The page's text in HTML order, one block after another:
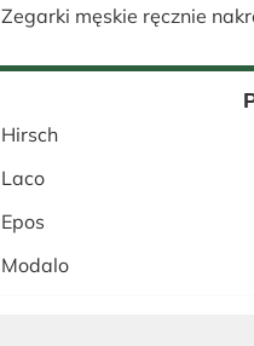
Zegarki męskie ręcznie
Hirsch
Laco
Epos
Modalo